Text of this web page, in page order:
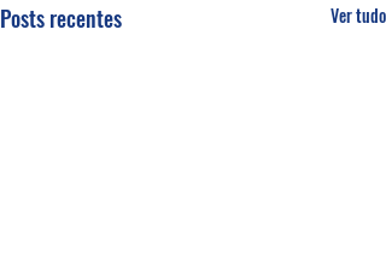
Posts recentes Ver tudo